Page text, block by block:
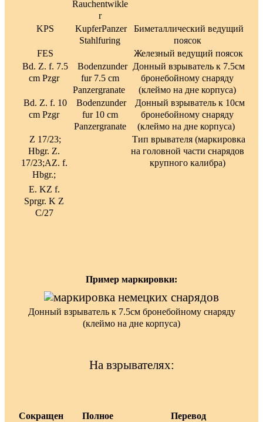
Rauchentwikle
r
KPS
KupferPanzer
Stahlfuring
Биметаллический ведущий
поясок
FES
Железный ведущий поясок
Bd. Z. f. 7.5
cm Pzgr
Bodenzunder
fur 7.5 cm
Panzergranate
Донный взрыватель к 7.5см
бронебойному снаряду
(клеймо на дне корпуса)
Bd. Z. f. 10
cm Pzgr
Bodenzunder
fur 10 cm
Panzergranate
Донный взрыватель к 10см
бронебойному снаряду
(клеймо на дне корпуса)
Z 17/23;
Hbgr. Z.
17/23;AZ. f.
Hbgr.;
E. KZ f.
Sprgr. K Z
C/27
Тип врывателя (маркировка
на головной части снарядов
крупного калибра)
Пример маркировки:
Донный взрыватель к 7.5см бронебойному снаряду
(клеймо на дне корпуса)
На взрывателях:
Сокращен
Полное
Перевод